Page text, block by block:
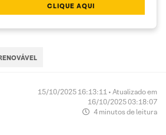
CLIQUE AQUI
15/10/2025 16:13:11 • Atualizado em
16/10/2025 03:18:07
4 minutos de leitura